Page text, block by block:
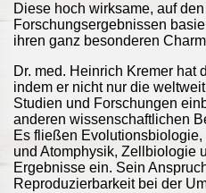
Diese hoch wirksame, auf
Forschungsergebnissen
ihren ganz besonderen
Dr. med. Heinrich Kremer hat
indem er nicht nur die
Studien und Forschungen
anderen wissenschaftlichen
Es fließen
und Atomphysik, Zellbiologie
Ergebnisse ein. Sein
Reproduzierbarkeit bei der